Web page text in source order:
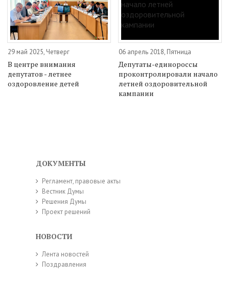
29 май 2025, Четверг
В центре внимания
депутатов - летнее
оздоровление детей
06 апрель 2018, Пятница
Депутаты-единороссы
проконтролировали начало
летней оздоровительной
кампании
ДОКУМЕНТЫ
Регламент, правовые акты
Вестник Думы
Решения Думы
Проект решений
НОВОСТИ
Лента новостей
Поздравления